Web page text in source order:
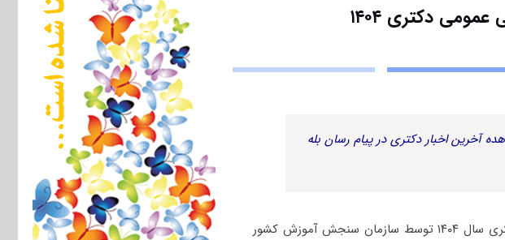
دکتری ۱۴۰۴
آخرین اخبار دکتری در پیام رسان بله
سوالات و پاسخنامه کلیدی زبان فرانسه و آلمانی عمومی کنکور دکتری سال ۱۴۰۴ توسط سازمان سنجش آموزش کشور